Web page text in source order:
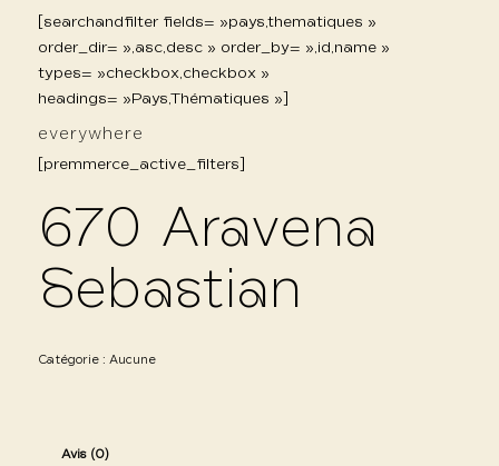
[searchandfilter fields= »pays,thematiques »
order_dir= »,asc,desc » order_by= »,id,name »
types= »checkbox,checkbox »
headings= »Pays,Thématiques »]
everywhere
[premmerce_active_filters]
670 Aravena
Sebastian
Catégorie : Aucune
Avis (0)